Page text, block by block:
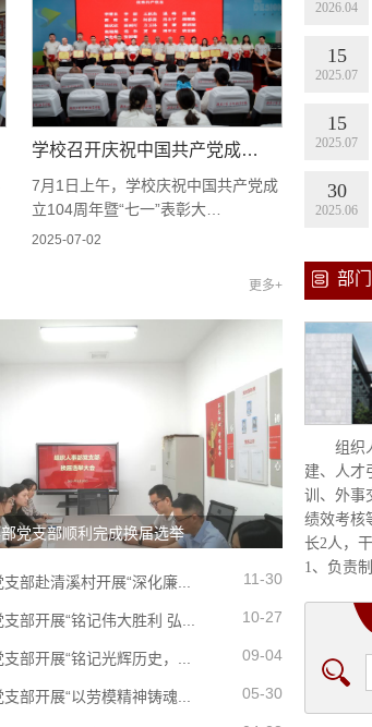
学校召开庆祝中国共产党成…
7月1日上午，学校庆祝中国共产党成
立104周年暨“七一”表彰大…
2025-07-02
更多+
党支部顺利完成换届选举
11-30
部赴清溪村开展“深化廉...
10-27
部开展“铭记伟大胜利 弘...
09-04
部开展“铭记光辉历史，...
05-30
部开展“以劳模精神铸魂...
2026.04
15
2025.07
15
2025.07
30
2025.06
部
组织
建、人才
训、外事
绩效考核
长2人，
1、负责